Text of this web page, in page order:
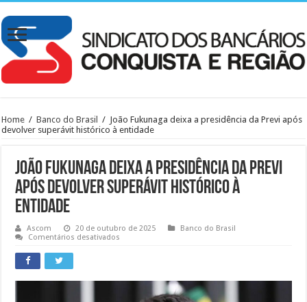
Home / Banco do Brasil / João Fukunaga deixa a presidência da Previ após
devolver superávit histórico à entidade
João Fukunaga deixa a presidência da Previ
após devolver superávit histórico à
entidade
Ascom 20 de outubro de 2025
Banco do Brasil
Comentários desativados
presidência